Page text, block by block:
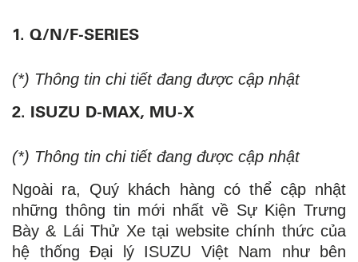
1. Q/N/F-SERIES
(*) Thông tin chi tiết đang được cập nhật
2. ISUZU D-MAX, MU-X
(*) Thông tin chi tiết đang được cập nhật
Ngoài ra, Quý khách hàng có thể cập nhật
những thông tin mới nhất về Sự Kiện Trưng
Bày & Lái Thử Xe tại website chính thức của
hệ thống Đại lý ISUZU Việt Nam như bên